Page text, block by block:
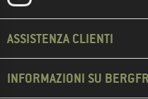
ASSISTENZA CLIENTI
INFORMAZIONI SU